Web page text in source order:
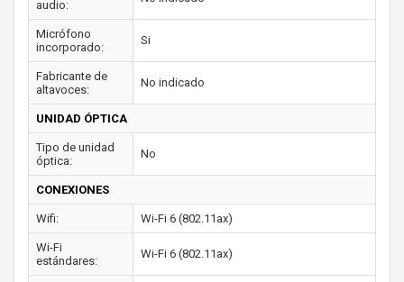
audio:
Micrófono
incorporado:
Si
Fabricante de
altavoces:
No indicado
UNIDAD ÓPTICA
Tipo de unidad
óptica:
No
CONEXIONES
Wifi: Wi-Fi 6 (802.11ax)
Wi-Fi
estándares:
Wi-Fi 6 (802.11ax)